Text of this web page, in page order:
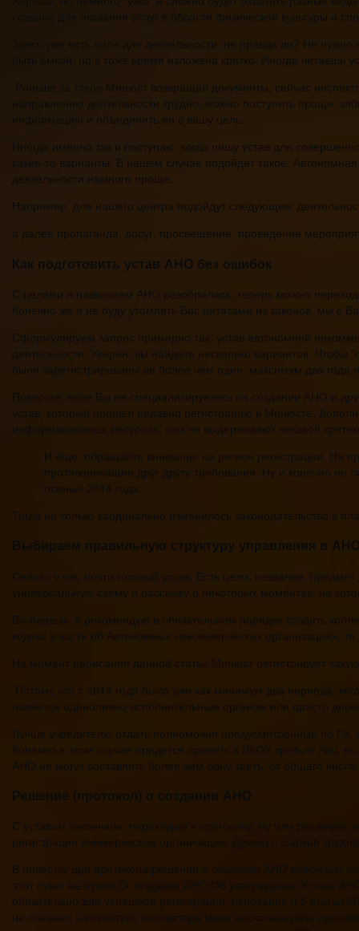
создана для оказания услуг в области физической культуры и
Здесь уже есть поле для деятельности, не правда ли? Не
быть емкой, но в тоже время изложена кратко. Иногда
Раньше за такое Минюст возвращал документы, сейчас
направлению деятельности трудно, можно поступить проще,
информацию и объединить ее в вашу цель.
Иногда именно так и поступаю, когда пишу устав для
какие-то варианты. В нашем случае подойдет такое:
деятельности намного проще.
Например, для нашего центра подойдут следующие:
а далее пропаганда, досуг, просвещение, проведение
Как подготовить устав АНО без ошибок
С целями и названием АНО разобрались, теперь можно
Конечно же я не буду утомлять Вас цитатами из законов, мы
Сформулируем запрос примерно так: устав автономной
деятельности. Уверен, вы найдете несколько вариантов. Чтобы
были зарегистрированы не более чем один, максимум два года
Поверьте, если Вы не специализируетесь на создании АНО и
устав, который прошёл недавно регистрацию в Минюсте.
информационных ресурсах, они не выдерживают никакой
И еще, обращайте внимание на регион регистрации. На
противоречащие друг другу требования. Ну и конечно не
осенью 2014 года.
Тогда не только кардинально изменилось законодательство
Выбираем правильную структуру управления в
Сейчас у нас почти готовый устав. Есть цели, название,
универсальную схему и расскажу о некоторых моментах, на
Во-первых, я рекомендую в обязательном порядке создать
кодекс в части об Автономных некоммерческих
На момент написания данной статьи Минюст регистрирует
Потому что с 2014 года было уже как минимум два периода,
является единолично исполнительным органом или просто
Лучше учредителю отдать полномочия предусмотренные по
Конечно в этом случае придется принять в ВКОУ третьих лиц,
АНО не могут составлять более чем одну треть, от общего
Решение (протокол) о создании АНО
С уставом закончили, переходим к протоколу, ну или решению,
регистрации коммерческой организации. Думаю с шапкой
В повестку дня протокола/решения о создании АНО включаем
этот пункт не нужен;О создании АНО;Об утверждении Устава
обязательно для успешной регистрации, основание п.5 статьи
не сказано, на практике инспектора меня несколько раза